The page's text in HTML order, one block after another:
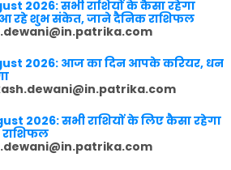
2026: सभी राशियों के कैसा रहेगा
आ रहे शुभ संकेत, जाने दैनिक राशिफल
2026: आज का दिन आपके करियर, धन
2026: सभी राशियों के लिए कैसा रहेगा